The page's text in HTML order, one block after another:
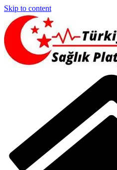
Skip to content